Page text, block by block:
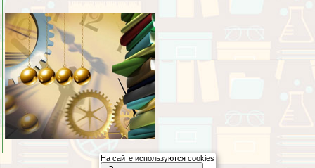
На сайте используются cookies